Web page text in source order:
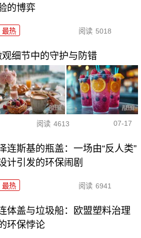
的博弈
最热 阅读 5018
细节中的守护与防错
阅读 4613 07-17
连斯基的瓶盖：一场由“反人类”
计引发的环保闹剧
最热 阅读 6941
体盖与垃圾船：欧盟塑料治理
环保悖论